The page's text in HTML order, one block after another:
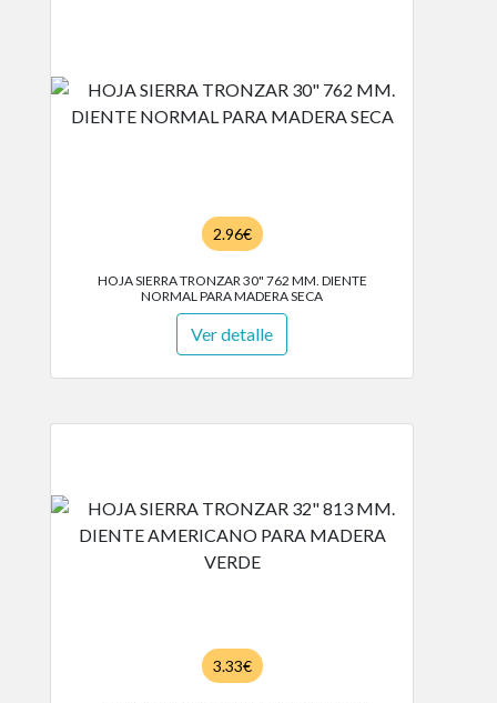
2.96€
HOJA SIERRA TRONZAR 30" 762 MM. DIENTE
NORMAL PARA MADERA SECA
Ver detalle
3.33€